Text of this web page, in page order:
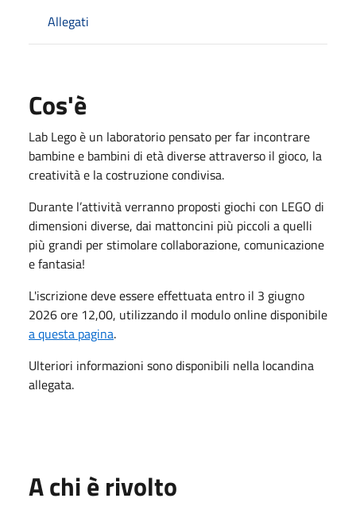
Allegati
Cos'è
Lab Lego è un laboratorio pensato per far incontrare
bambine e bambini di età diverse attraverso il gioco, la
creatività e la costruzione condivisa.
Durante l’attività verranno proposti giochi con LEGO di
dimensioni diverse, dai mattoncini più piccoli a quelli
più grandi per stimolare collaborazione, comunicazione
e fantasia!
L'iscrizione deve essere effettuata entro il 3 giugno
2026 ore 12,00, utilizzando il modulo online disponibile
a questa pagina.
Ulteriori informazioni sono disponibili nella locandina
allegata.
A chi è rivolto